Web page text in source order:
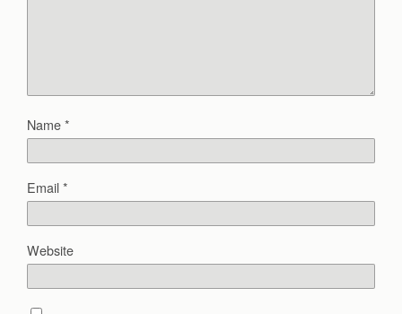
Name*
Email*
Website